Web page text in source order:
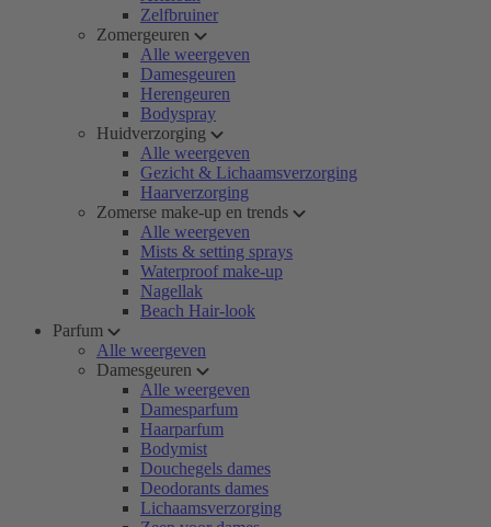
Zelfbruiner
Zomergeuren
Alle weergeven
Damesgeuren
Herengeuren
Bodyspray
Huidverzorging
Alle weergeven
Gezicht & Lichaamsverzorging
Haarverzorging
Zomerse make-up en trends
Alle weergeven
Mists & setting sprays
Waterproof make-up
Nagellak
Beach Hair-look
Parfum
Alle weergeven
Damesgeuren
Alle weergeven
Damesparfum
Haarparfum
Bodymist
Douchegels dames
Deodorants dames
Lichaamsverzorging